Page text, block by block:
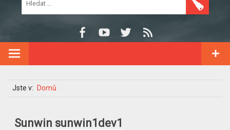
Jste v: Domů
Sunwin sunwin1dev1